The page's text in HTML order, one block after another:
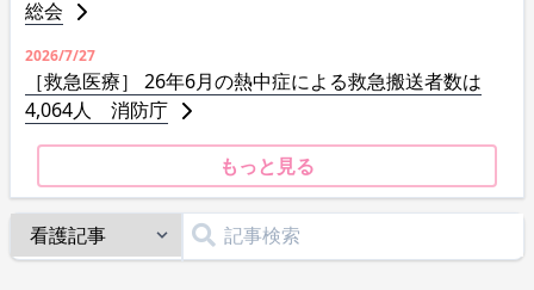
総会
2026/7/27
［救急医療］ 26年6月の熱中症による救急搬送者数は
4,064人 消防庁
もっと見る